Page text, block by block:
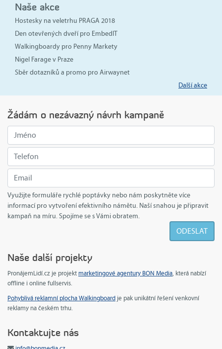
Naše akce
Hostesky na veletrhu PRAGA 2018
Den otevřených dveří pro EmbedIT
Walkingboardy pro Penny Markety
Nigel Farage v Praze
Sběr dotazníků a promo pro Airwaynet
Další akce
Žádám o nezávazný návrh kampaně
Využijte formuláře rychlé poptávky nebo nám poskytněte více
informací pro vytvoření efektivního námětu. Naší snahou je připravit
kampaň na míru. Spojíme se s Vámi obratem.
Naše další projekty
PronájemLidí.cz je projekt marketingové agentury BON Media, která nabízí
offline i online fullservis.
Pohyblivá reklamní plocha Walkingboard je pak unikátní řešení venkovní
reklamy na českém trhu.
Kontaktujte nás